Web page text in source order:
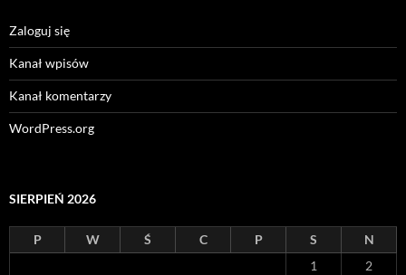
Zaloguj się
Kanał wpisów
Kanał komentarzy
WordPress.org
SIERPIEŃ 2026
P W Ś C P S
N
1
2